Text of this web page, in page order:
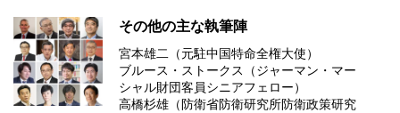
その他の主な執筆陣
宮本雄二（元駐中国特命全権大使）
ブルース・ストークス（ジャーマン・マー
シャル財団客員シニアフェロー）
高橋杉雄（防衛省防衛研究所防衛政策研究